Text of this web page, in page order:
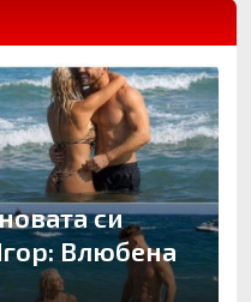
си
Влюбена